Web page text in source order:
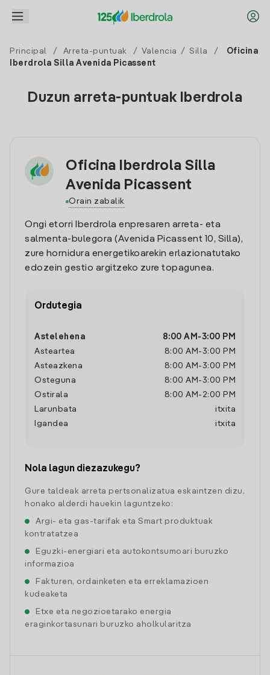
Principal / Arreta-puntuak / Valencia / Silla /
Oficina
Iberdrola Silla Avenida Picassent
Duzun arreta-puntuak Iberdrola
Oficina Iberdrola Silla
Avenida Picassent
Orain zabalik
Ongi etorri Iberdrola enpresaren arreta- eta
salmenta-bulegora (Avenida Picassent 10, Silla),
zure hornidura energetikoarekin erlazionatutako
edozein gestio argitzeko zure topagunea.
Ordutegia
Astelehena 8:00 AM -3:00 PM
Asteartea
8:00 AM -3:00 PM
Asteazkena
8:00 AM -3:00 PM
Osteguna
8:00 AM -3:00 PM
Ostirala
8:00 AM - 2:00 PM
Larunbata
itxita
Igandea
itxita
Nola lagun diezazukegu?
Gure taldeak arreta pertsonalizatua eskaintzen dizu,
honako alderdi hauekin laguntzeko:
Argi- eta gas-tarifak eta Smart produktuak
kontratatzea
Eguzki-energiari eta autokontsumoari buruzko
informazioa
Fakturen, ordainketen eta erreklamazioen
kudeaketa
Etxe eta negozioetarako energia
eraginkortasunari buruzko aholkularitza